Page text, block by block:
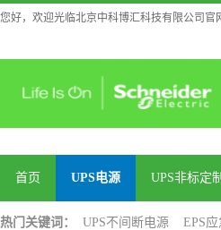
您好，欢迎光临北京中科博汇科技有限公司官
首页 UPS电源 UPS非标定制
热门关键词： UPS不间断电源 EPS